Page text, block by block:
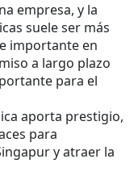
empresa, y la
suele ser más
importante en
a largo plazo
para el
aporta prestigio,
para
y atraer la